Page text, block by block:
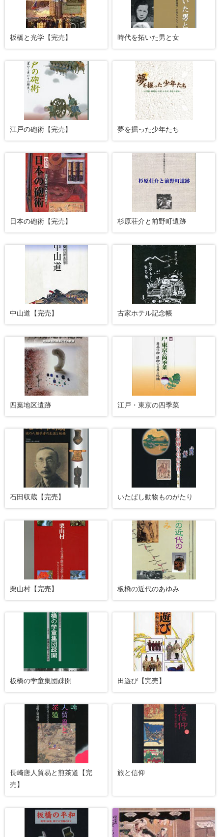
板橋と光学【完売】 時代を拓いた男と女
江戸の砲術【完売】 夢を掘った少年たち
日本の砲術【完売】 杉原荘介と前野町遺跡
中山道【完売】 古家ホテル記念帳
四葉地区遺跡 江戸・東京の四季菜
石田収蔵【完売】 いたばし動物ものがたり
栗山村【完売】 板橋の近代のあゆみ
板橋の学童集団疎開 田遊び【完売】
長崎唐人貿易と煎茶道【完
売】
旅と信仰